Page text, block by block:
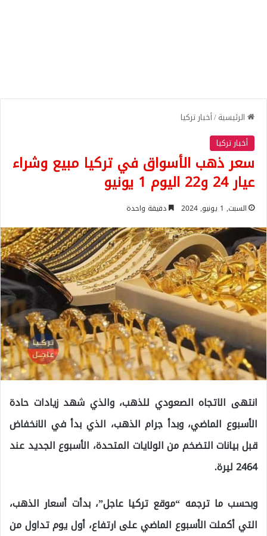
الرئيسية/أخبار تركيا
أخبار تركيا
سعر ذهب الأسواق في تركيا مبيع وشراء
عيار 24 و22 اليوم 1 يونيو
السبت, 1 يونيو, 2024 دقيقة واحدة
انتهى الاتجاه الصعودي للذهب، والذي شهد زيادات حادة
الأسبوع الماضي، وبدأ جرام الذهب، الذي بدأ في الانخفاض
قبل بيانات التضخم من الولايات المتحدة، الأسبوع الجديد عند
2464 ليرة.
وبحسب ما ترجمه “موقع تركيا عاجل”، بدأت أسعار الذهب،
التي أكملت الأسبوع الماضي على ارتفاع، أول يوم تداول من